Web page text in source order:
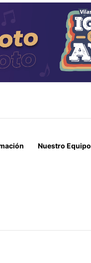
EN TIERRA AMARILLA:
Nuestro Equipo